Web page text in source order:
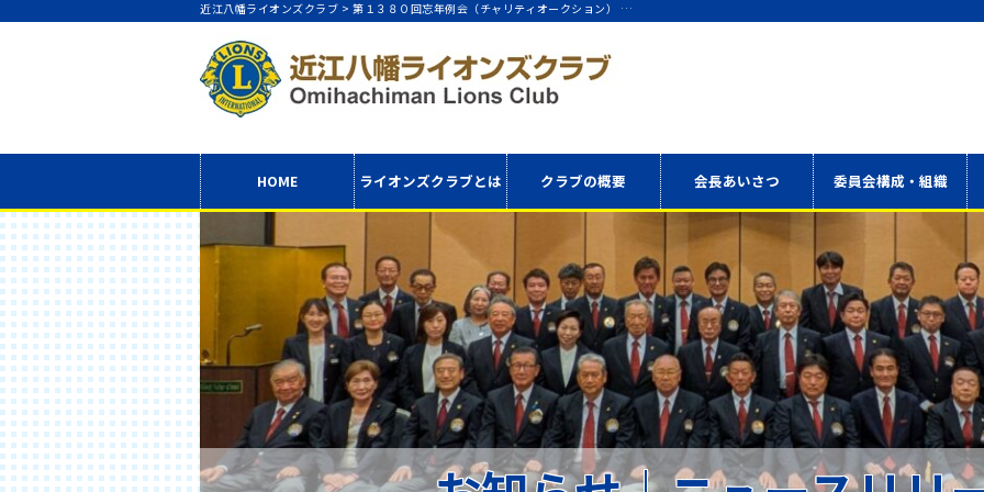
近江八幡ライオンズクラブ >第１３８０回忘年例会（チャリティオークション） …
HOME ライオンズクラブとは クラブの概要 会長あいさつ 委員会構成・組織